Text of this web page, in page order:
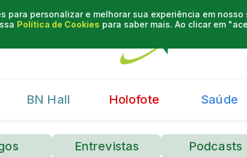
para personalizar e melhorar sua experiência em
Política de Cookies para saber mais. Ao clicar em
BN Hall Holofote Saúde
Entrevistas Podcasts